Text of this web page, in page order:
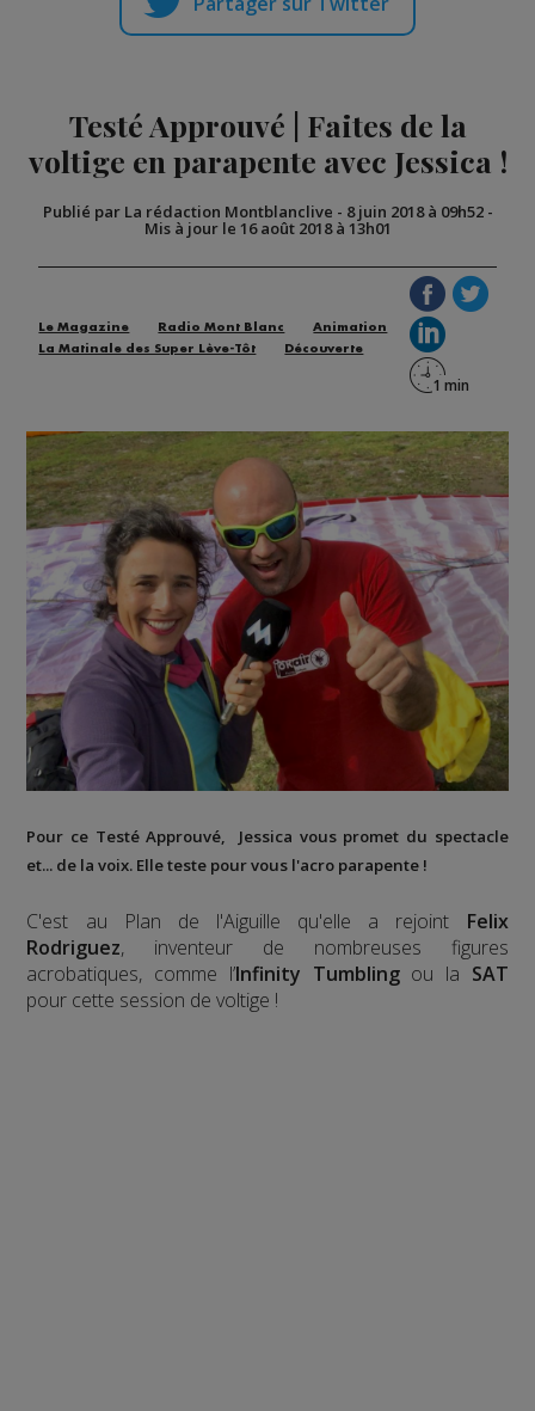
Testé Approuvé | Faites de la
voltige en parapente avec Jessica !
Publié par La rédaction Montblanclive - 8 juin 2018 à 09h52-
Mis à jour le 16 août 2018 à 13h01
Le Magazine Radio Mont Blanc
Animation
La Matinale des Super Lève-Tôt
Découverte
Pour ce Testé Approuvé, Jessica vous promet du spectacle
et... de la voix. Elle teste pour vous l'acro parapente !
C'est au Plan de l'Aiguille qu'elle a rejoint Felix
Rodriguez, inventeur de nombreuses figures
acrobatiques, comme l’Infinity Tumblingou la SAT
pour cette session de voltige !